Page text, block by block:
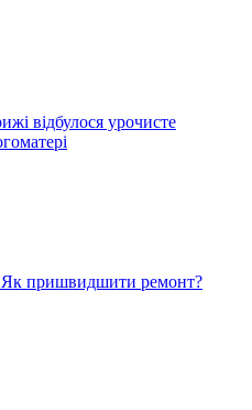
відбулося урочисте
Як пришвидшити ремонт?